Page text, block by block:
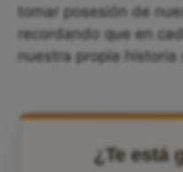
tomar posesión de
recordando que en
nuestra propia historia
¿Te está